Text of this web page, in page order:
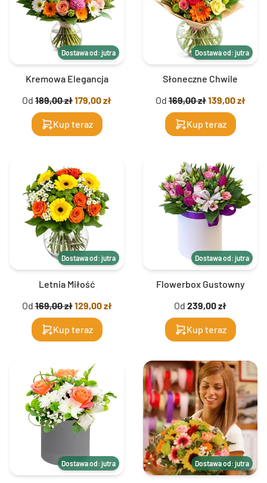
Dostawa od: jutra
Kremowa Elegancja
Od 189,00 zł179,00 zł
Kup teraz
Dostawa od: jutra
Słoneczne Chwile
Od169,00 zł139,00 zł
Kup teraz
Dostawa od: jutra
Letnia Miłość
Od169,00 zł129,00 zł
Kup teraz
Dostawa od: jutra
Flowerbox Gustowny
Od 239,00 zł
Kup teraz
Dostawa od: jutra Dostawa od: jutra